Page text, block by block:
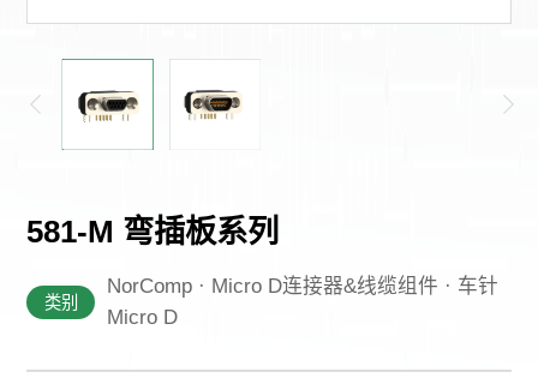
581-M 弯插板系列
类别
NorComp · Micro D连接器&线缆组件 · 车针
Micro D